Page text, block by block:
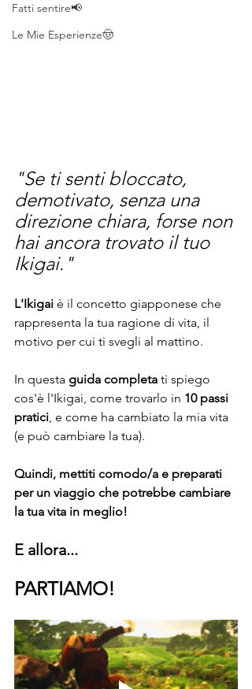
Fatti sentire📢
Le Mie Esperienze🤠
"Se ti senti bloccato,
demotivato, senza una
direzione chiara, forse non
hai ancora trovato il tuo
Ikigai."
L'Ikigai è il concetto giapponese che
rappresenta la tua ragione di vita, il
motivo per cui ti svegli al mattino.
In questa guida completa ti spiego
cos'è l'Ikigai, come trovarlo in 10 passi
pratici, e come ha cambiato la mia vita
(e può cambiare la tua).
Quindi, mettiti comodo/a e preparati
per un viaggio che potrebbe cambiare
la tua vita in meglio!
E allora...
PARTIAMO!